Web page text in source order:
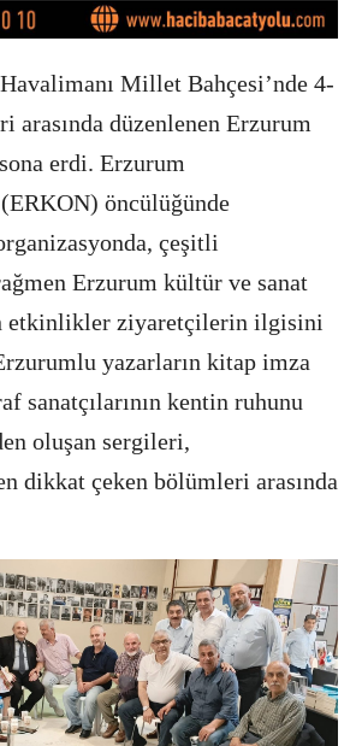
Millet Bahçesi’nde 4-
arasında düzenlenen Erzurum
erdi. Erzurum
öncülüğünde
çeşitli
Erzurum kültür ve sanat
etkinlikler ziyaretçilerin ilgisini
yazarların kitap imza
sanatçılarının kentin ruhunu
oluşan sergileri,
dikkat çeken bölümleri arasında